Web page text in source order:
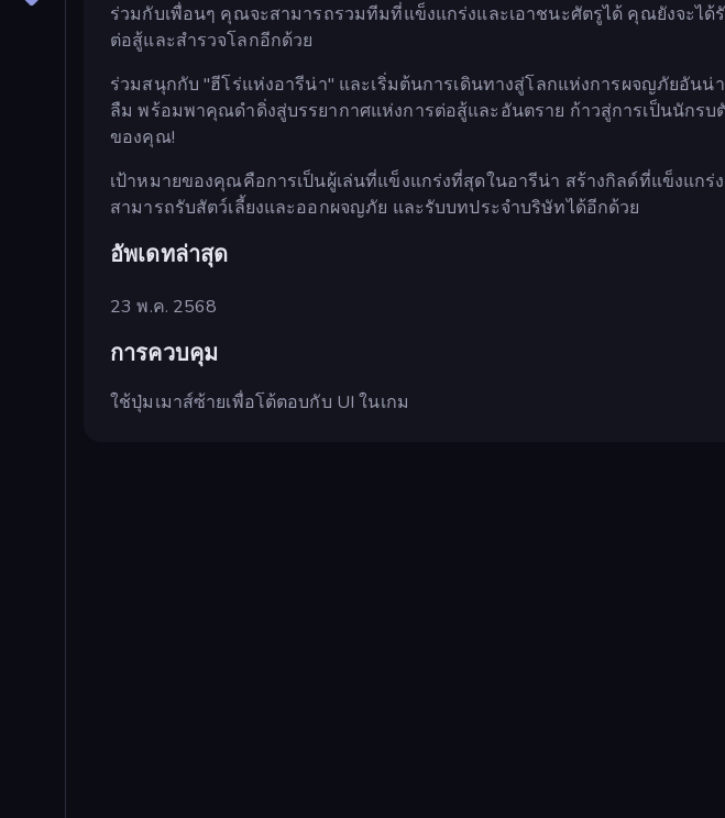
ร่วมกับเพื่อนๆ คุณจะสามารถรวมทีมที่แข็งแกร่งและเอาชนะศัตรูได้ คุณยังจะไ
ต่อสู้และสำรวจโลกอีกด้วย
ร่วมสนุกกับ "ฮีโร่แห่งอารีน่า" และเริ่มต้นการเดินทางสู่โลกแห่งการผจญภัยอันน่
ลืม พร้อมพาคุณดำดิ่งสู่บรรยากาศแห่งการต่อสู้และอันตราย ก้าวสู่การเป็นนักร
ของคุณ!
เป้าหมายของคุณคือการเป็นผู้เล่นที่แข็งแกร่งที่สุดในอารีน่า สร้างกิลด์ที่แข็งแก
สามารถรับสัตว์เลี้ยงและออกผจญภัย และรับบทประจำบริษัทได้อีกด้วย
อัพเดทล่าสุด
23 พ.ค. 2568
การควบคุม
ใช้ปุ่มเมาส์ซ้ายเพื่อโต้ตอบกับ UI ในเกม